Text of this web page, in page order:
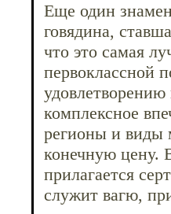
Еще один
говядина,
что это самая
первоклассной
удовлетворению
комплексное
регионы и виды
конечную цену.
прилагается
служит вагю,